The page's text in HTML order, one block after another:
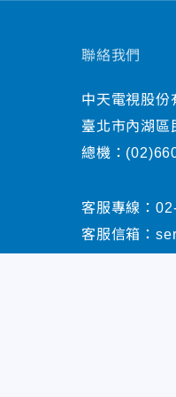
聯絡我們
中天電視股份
臺北市內湖區
總機：
客服專線：
客服信箱：